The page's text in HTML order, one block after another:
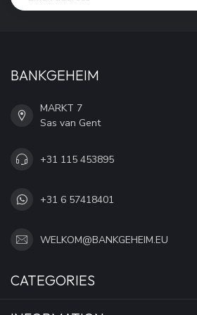
BANKGEHEIM
MARKT 7
Sas van Gent
+31 115 453895
+31 6 57418401
WELKOM@BANKGEHEIM.EU
CATEGORIES